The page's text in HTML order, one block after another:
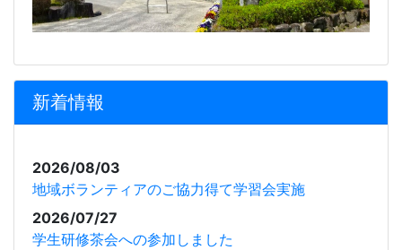
新着情報
2026/08/03
地域ボランティアのご協力得て学習会実施
2026/07/27
学生研修茶会への参加しました